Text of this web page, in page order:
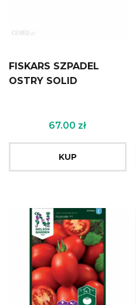
FISKARS SZPADEL
OSTRY SOLID
67.00 zł
KUP